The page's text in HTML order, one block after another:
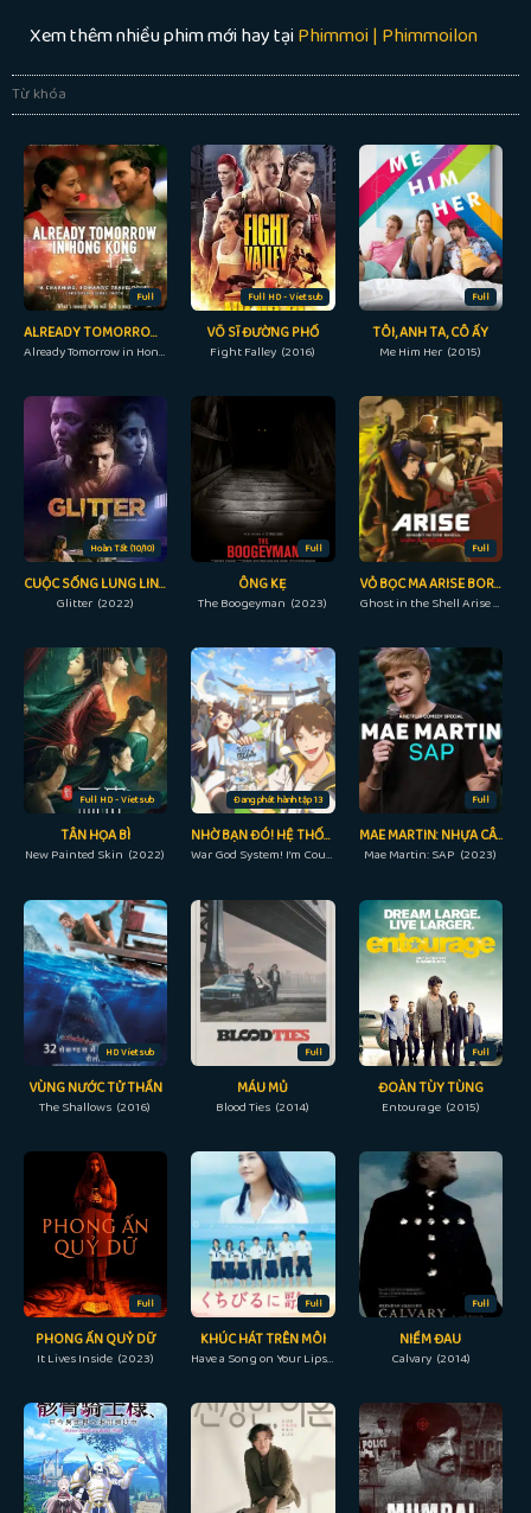
Xem thêm nhiều phim mới hay tạiPhimmoi | Phimmoilon
Từ khóa
Full
ALREADY TOMORROW IN HONG KONG
Already Tomorrow in Hong Kong (2015)
Full HD - Vietsub
VÕ SĨ ĐƯỜNG PHỐ
Fight Falley (2016)
Full
TÔI, ANH TA, CÔ ẤY
Me Him Her (2015)
Hoàn Tất (10/10)
CUỘC SỐNG LUNG LINH
Glitter (2022)
Full
ÔNG KẸ
The Boogeyman (2023)
Full
VỎ BỌC MA ARISE BORDER: 4 MA ĐƠN ĐỘC
Ghost in the Shell Arise - Border 4: Ghost Stands Alone (2014)
Full HD - Vietsub
TÂN HỌA BÌ
New Painted Skin (2022)
Đang phát hành tập 13
NHỜ BẠN ĐÓ! HỆ THỐNG CHIẾN THẦN
War God System! I’m Counting On You! (2022)
Full
MAE MARTIN: NHỰA CÂY
Mae Martin: SAP (2023)
HD Vietsub
VÙNG NƯỚC TỬ THẦN
The Shallows (2016)
Full
MÁU MỦ
Blood Ties (2014)
Full
ĐOÀN TÙY TÙNG
Entourage (2015)
Full
PHONG ẤN QUỶ DỮ
It Lives Inside (2023)
Full
KHÚC HÁT TRÊN MÔI
Have a Song on Your Lips (2015)
Full
NIỀM ĐAU
Calvary (2014)